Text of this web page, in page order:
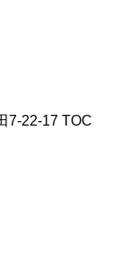
7-22-17 TOC